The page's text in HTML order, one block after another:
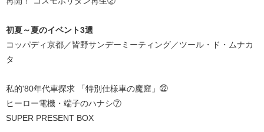
初夏～夏のイベント3選
コッパディ京都／皆野サンデーミーティング／ツール・ド・ムナカ
タ
私的'80年代車探求 「特別仕様車の魔窟」㉒
ヒーロー電機・端子のハナシ⑦
SUPER PRESENT BOX